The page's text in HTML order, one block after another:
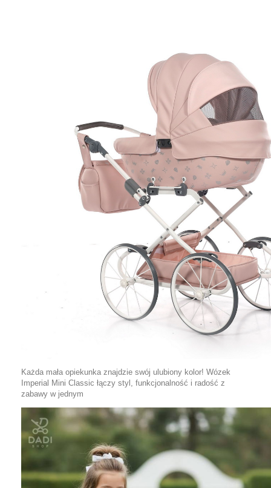
Każda mała opiekunka znajdzie swój ulubiony kolor! Wózek
Imperial Mini Classic łączy styl, funkcjonalność i radość z
zabawy w jednym